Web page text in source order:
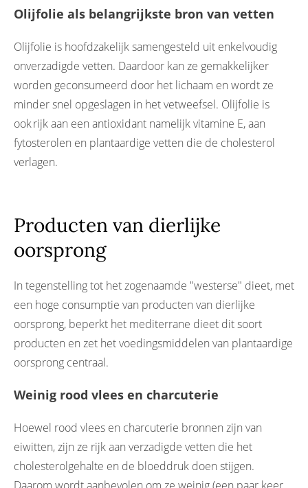
Olijfolie als belangrijkste bron van vetten
Olijfolie is hoofdzakelijk samengesteld uit enkelvoudig
onverzadigde vetten. Daardoor kan ze gemakkelijker
worden geconsumeerd door het lichaam en wordt ze
minder snel opgeslagen in het vetweefsel. Olijfolie is
ook rijk aan een antioxidant namelijk vitamine E, aan
fytosterolen en plantaardige vetten die de cholesterol
verlagen.
Producten van dierlijke
oorsprong
In tegenstelling tot het zogenaamde "westerse" dieet, met
een hoge consumptie van producten van dierlijke
oorsprong, beperkt het mediterrane dieet dit soort
producten en zet het voedingsmiddelen van plantaardige
oorsprong centraal.
Weinig rood vlees en charcuterie
Hoewel rood vlees en charcuterie bronnen zijn van
eiwitten, zijn ze rijk aan verzadigde vetten die het
cholesterolgehalte en de bloeddruk doen stijgen.